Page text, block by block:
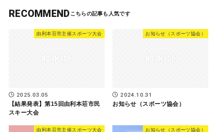
RECOMMEND
由利本荘市主催スポーツ大会
2025.03.05
【結果発表】第15回由利本荘市民
スキー大会
お知らせ（スポーツ協会）
2024.10.31
お知らせ（スポーツ協会）
由利本荘市主催スポーツ大会 お知らせ（スポーツ協会）